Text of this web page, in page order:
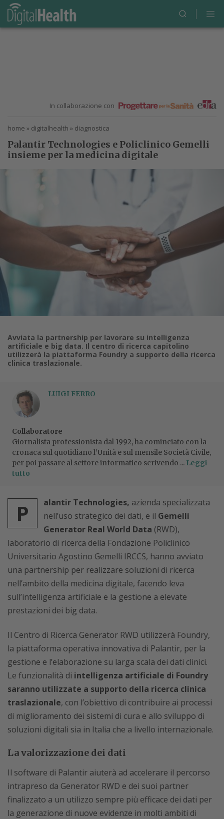
In collaborazione con
home » digitalhealth » diagnostica
Palantir Technologies e Policlinico Gemelli
insieme per la medicina digitale
Avviata la partnership per lavorare su intelligenza
artificiale e big data. Il centro di ricerca capitolino
utilizzerà la piattaforma Foundry a supporto della ricerca
clinica traslazionale.
LUIGI FERRO
Collaboratore
Giornalista professionista dal 1992, ha cominciato con la
cronaca sul quotidiano l’Unità e sul mensile Società Civile,
per poi passare al settore informatico scrivendo ... Leggi
tutto
P alantir Technologies, azienda specializzata
nell’uso strategico dei dati, e il Gemelli
Generator Real World Data (RWD),
laboratorio di ricerca della Fondazione Policlinico
Universitario Agostino Gemelli IRCCS, hanno avviato
una partnership per realizzare soluzioni di ricerca
nell’ambito della medicina digitale, facendo leva
sull’intelligenza artificiale e la gestione a elevate
prestazioni dei big data.
Il Centro di Ricerca Generator RWD utilizzerà Foundry,
la piattaforma operativa innovativa di Palantir, per la
gestione e l’elaborazione su larga scala dei dati clinici.
Le funzionalità di intelligenza artificiale di Foundry
saranno utilizzate a supporto della ricerca clinica
traslazionale, con l’obiettivo di contribuire ai processi
di miglioramento dei sistemi di cura e allo sviluppo di
soluzioni digitali sia in Italia che a livello internazionale.
La valorizzazione dei dati
Il software di Palantir aiuterà ad accelerare il percorso
intrapreso da Generator RWD e dei suoi partner
finalizzato a un utilizzo sempre più efficace dei dati per
la generazione di nuove evidenze in molti ambiti di